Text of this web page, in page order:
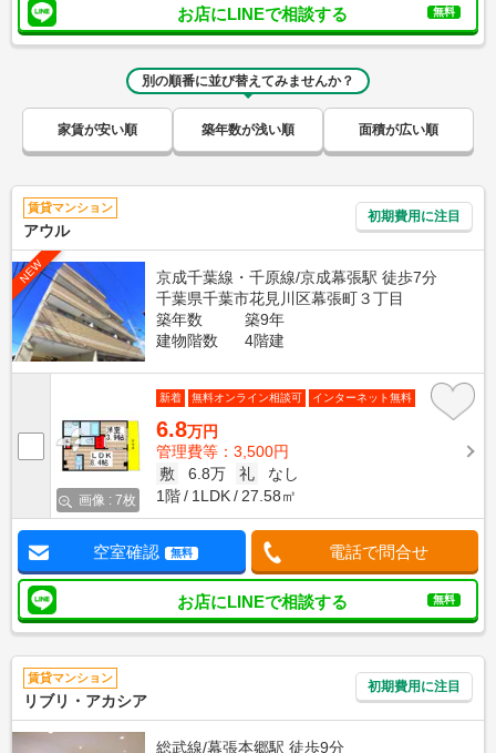
お店にLINEで相談する 無料
別の順番に並び替えてみませんか？
家賃が安い順 築年数が浅い順 面積が広い順
賃貸マンション
アウル
初期費用に注目
NEW
京成千葉線・千原線/京成幕張駅 徒歩7分
千葉県千葉市花見川区幕張町３丁目
築年数
築9年
建物階数
4階建
画像 : 7枚
新着 無料オンライン相談可 インターネット無料
6.8万円
管理費等：3,500円
敷
6.8万 礼
なし
1階
1LDK 27.58㎡
空室確認 無料 電話で問合せ
お店にLINEで相談する 無料
賃貸マンション
リブリ・アカシア
初期費用に注目
総武線/幕張本郷駅 徒歩9分